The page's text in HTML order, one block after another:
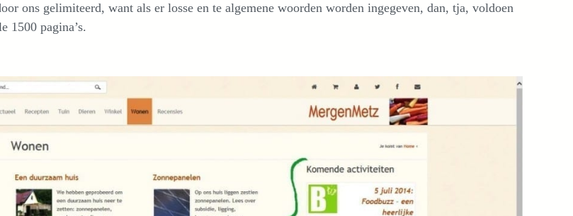
ons gelimiteerd, want als er losse en te algemene woorden worden ingegeven, dan, tja, voldoen
1500 pagina’s.